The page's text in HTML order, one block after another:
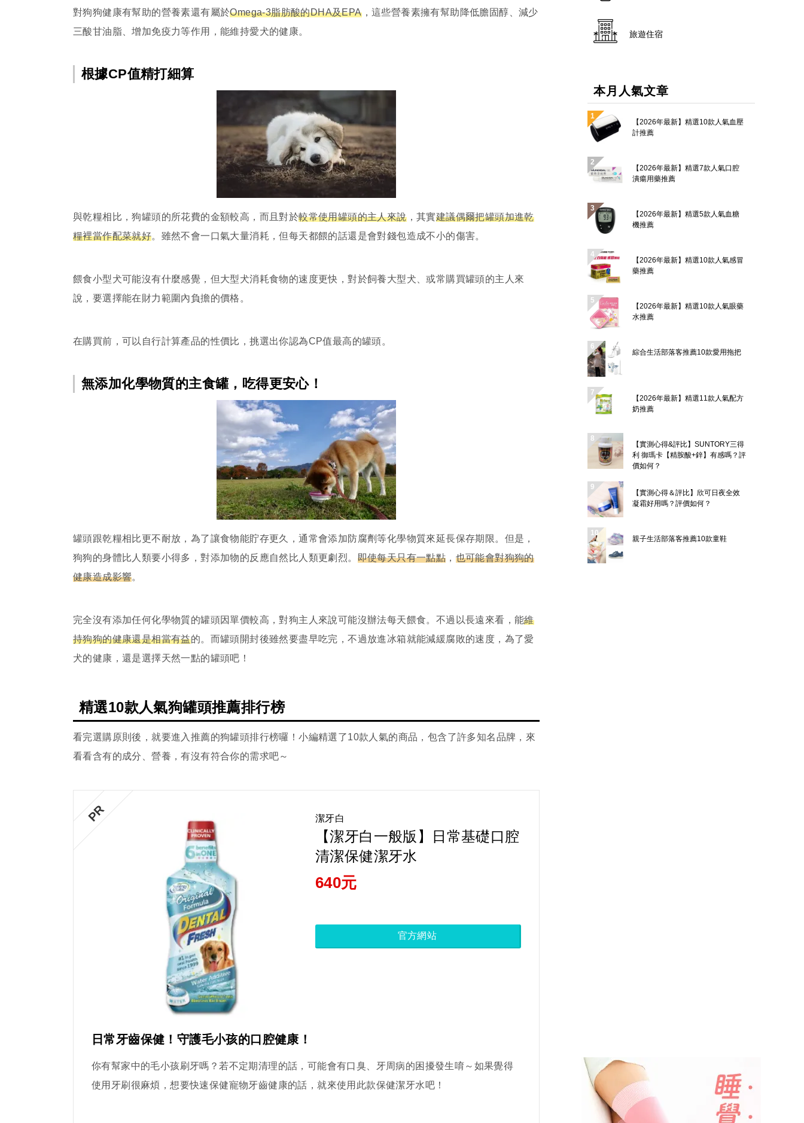
對狗狗健康有幫助的營養素還有屬於Omega-3脂肪酸的DHA及EPA，這些營養素擁有幫助降低膽固醇、減少
三酸甘油脂、增加免疫力等作用，能維持愛犬的健康。
根據CP值精打細算
與乾糧相比，狗罐頭的所花費的金額較高，而且對於較常使用罐頭的主人來說，其實建議偶爾把罐頭加進乾
糧裡當作配菜就好。雖然不會一口氣大量消耗，但每天都餵的話還是會對錢包造成不小的傷害。
餵食小型犬可能沒有什麼感覺，但大型犬消耗食物的速度更快，對於飼養大型犬、或常購買罐頭的主人來
說，要選擇能在財力範圍內負擔的價格。
在購買前，可以自行計算產品的性價比，挑選出你認為CP值最高的罐頭。
無添加化學物質的主食罐，吃得更安心！
罐頭跟乾糧相比更不耐放，為了讓食物能貯存更久，通常會添加防腐劑等化學物質來延長保存期限。但是，
狗狗的身體比人類要小得多，對添加物的反應自然比人類更劇烈。 即使每天只有一點點 ， 也可能會對狗狗的
健康造成影響。
完全沒有添加任何化學物質的罐頭因單價較高，對狗主人來說可能沒辦法每天餵食。不過以長遠來看，能維
持狗狗的健康還是相當有益的。而罐頭開封後雖然要盡早吃完，不過放進冰箱就能減緩腐敗的速度，為了愛
犬的健康，還是選擇天然一點的罐頭吧！
精選10款人氣狗罐頭推薦排行榜
看完選購原則後，就要進入推薦的狗罐頭排行榜囉！小編精選了10款人氣的商品，包含了許多知名品牌，來
看看含有的成分、營養，有沒有符合你的需求吧～
PR 潔牙白
【潔牙白一般版】日常基礎口腔
清潔保健潔牙水
640元
官方網站
日常牙齒保健！守護毛小孩的口腔健康！
你有幫家中的毛小孩刷牙嗎？若不定期清理的話，可能會有口臭、牙周病的困擾發生唷～如果覺得
使用牙刷很麻煩，想要快速保健寵物牙齒健康的話，就來使用此款保健潔牙水吧！
旅遊住宿
本月人氣文章
【2026年最新】精選10款人氣血壓
計推薦
【2026年最新】精選7款人氣口腔
潰瘍用藥推薦
【2026年最新】精選5款人氣血糖
機推薦
【2026年最新】精選10款人氣感冒
藥推薦
【2026年最新】精選10款人氣眼藥
水推薦
綜合生活部落客推薦10款愛用拖把
【2026年最新】精選11款人氣配方
奶推薦
【實測心得&評比】SUNTORY三得
利 御瑪卡【精胺酸+鋅】有感嗎？評
價如何？
【實測心得＆評比】欣可日夜全效
凝霜好用嗎？評價如何？
親子生活部落客推薦10款童鞋